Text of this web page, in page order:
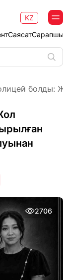
Саясат
KZ
болды:
2706